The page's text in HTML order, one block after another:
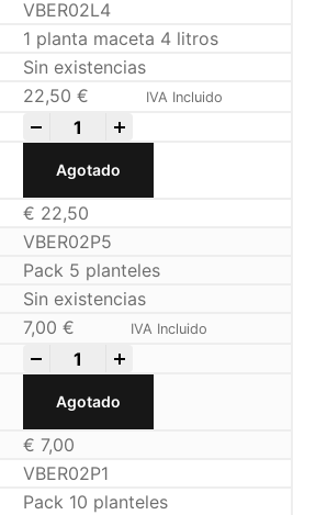
VBER02L4
1 planta maceta 4 litros
Sin existencias
22,50€ IVA Incluido
Agotado
€ 22,50
VBER02P5
Pack 5 planteles
Sin existencias
7,00€ IVA Incluido
Agotado
€ 7,00
VBER02P1
Pack 10 planteles